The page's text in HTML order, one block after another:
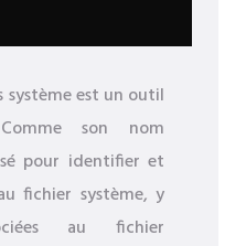
système est un outil
son nom
pour identifier et
fichier système, y
au fichier